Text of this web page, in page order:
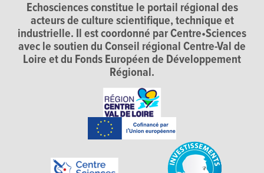
Echosciences constitue le portail régional des
acteurs de culture scientifique, technique et
industrielle. Il est coordonné par Centre•Sciences
avec le soutien du Conseil régional Centre-Val de
Loire et du Fonds Européen de Développement
Régional.